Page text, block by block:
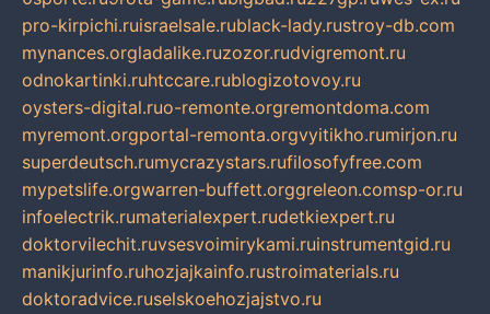
pro-kirpichi.ruisraelsale.rublack-lady.rustroy-db.com
mynances.orgladalike.ruzozor.rudvigremont.ru
odnokartinki.ruhtccare.rublogizotovoy.ru
oysters-digital.ruo-remonte.orgremontdoma.com
myremont.orgportal-remonta.orgvyitikho.rumirjon.ru
superdeutsch.rumycrazystars.rufilosofyfree.com
mypetslife.orgwarren-buffett.orggreleon.comsp-or.ru
infoelectrik.rumaterialexpert.rudetkiexpert.ru
doktorvilechit.ruvsesvoimirykami.ruinstrumentgid.ru
manikjurinfo.ruhozjajkainfo.rustroimaterials.ru
doktoradvice.ruselskoehozjajstvo.ru